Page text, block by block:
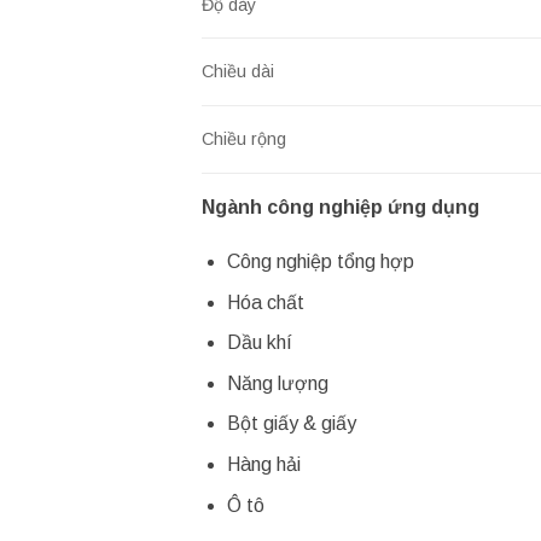
Độ dày
Chiều dài
Chiều rộng
Ngành công nghiệp ứng dụng
Công nghiệp tổng hợp
Hóa chất
Dầu khí
Năng lượng
Bột giấy & giấy
Hàng hải
Ô tô